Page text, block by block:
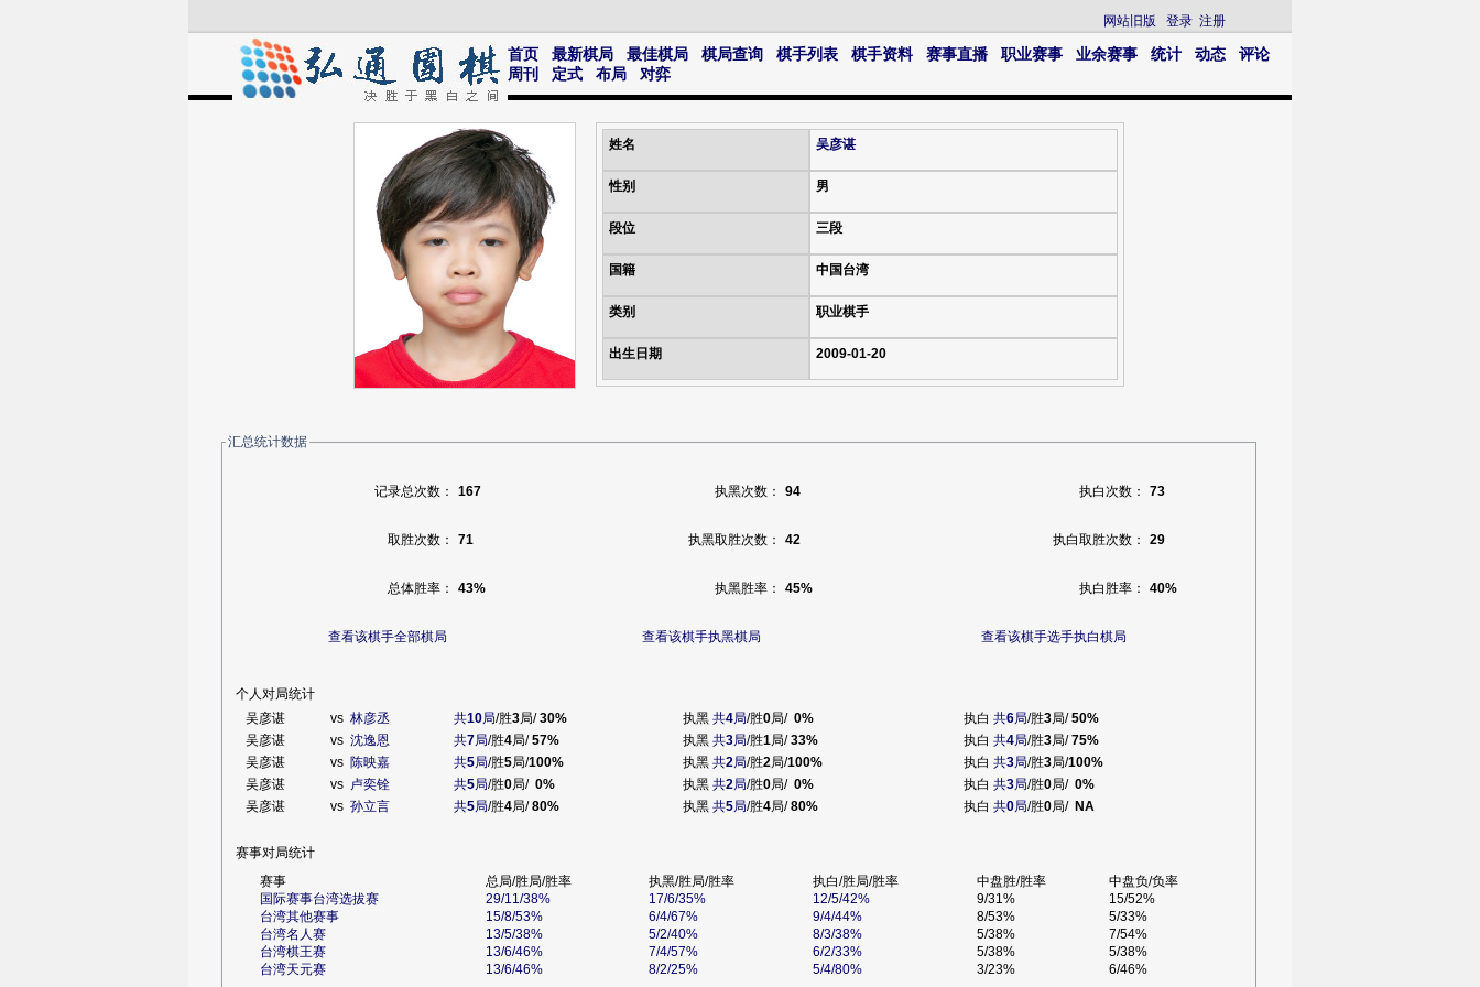
网站旧版 登录 注册
首页 最新棋局 最佳棋局 棋局查询 棋手列表 棋手资料 赛事直播 职业赛事 业余赛事 统计 动态
评论
周刊
定式 布局 对弈
姓名 吴彦谌
性别 男
段位 三段
国籍 中国台湾
类别 职业棋手
出生日期 2009-01-20
汇总统计数据
记录总次数： 167 执黑次数： 94 执白次数： 73
取胜次数： 71 执黑取胜次数： 42 执白取胜次数： 29
总体胜率： 43% 执黑胜率： 45% 执白胜率： 40%
查看该棋手全部棋局 查看该棋手执黑棋局 查看该棋手选手执白棋局
个人对局统计
吴彦谌
vs 林彦丞 共10局/胜3局/30% 执黑 共4局/胜0局/0% 执白 共6局/胜3局/50%
吴彦谌
vs 沈逸恩 共7局/胜4局/57% 执黑 共3局/胜1局/33% 执白 共4局/胜3局/75%
吴彦谌
vs 陈映嘉 共5局/胜5局/100% 执黑 共2局/胜2局/100% 执白 共3局/胜3局/100%
吴彦谌
vs 卢奕铨 共5局/胜0局/0% 执黑 共2局/胜0局/0% 执白 共3局/胜0局/0%
吴彦谌
vs 孙立言 共5局/胜4局/80% 执黑 共5局/胜4局/80% 执白 共0局/胜0局/NA
赛事对局统计
赛事
总局/胜局/胜率 执黑/胜局/胜率 执白/胜局/胜率 中盘胜/胜率
中盘负/负率
国际赛事台湾选拔赛
29/11/38% 17/6/35% 12/5/42% 9/31%
15/52%
台湾其他赛事
15/8/53% 6/4/67% 9/4/44% 8/53%
5/33%
台湾名人赛
13/5/38% 5/2/40% 8/3/38% 5/38%
7/54%
台湾棋王赛
13/6/46% 7/4/57% 6/2/33% 5/38%
5/38%
台湾天元赛
13/6/46% 8/2/25% 5/4/80% 3/23% 6/46%